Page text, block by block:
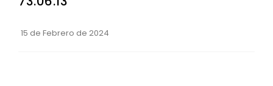
GESTIÓN ADMINISTRATIVA
15 de Febrero de 2024